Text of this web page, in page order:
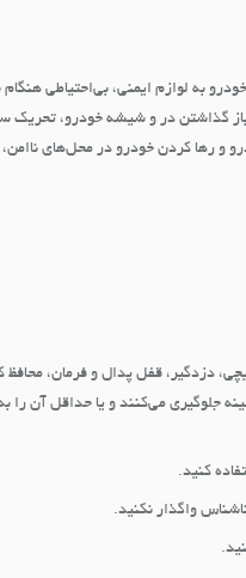
به لوازم ایمنی، بی‌احتیاطی
گذاشتن در و شیشه خودرو، تحریک
و رها کردن خودرو در محل‌های
دزدگیر، قفل پدال و فرمان، محافظ
جلوگیری می‌کنند و یا حداقل آن را
کنید.
واگذار نکنید.